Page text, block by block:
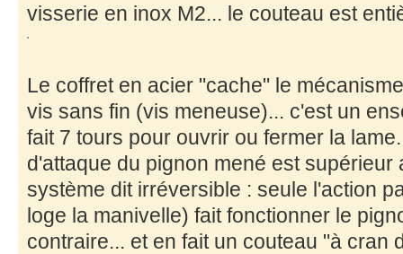
visserie en inox M2... le couteau est
Le coffret en acier "cache" le
vis sans fin (vis meneuse)... c'est un
fait 7 tours pour ouvrir ou fermer la
d'attaque du pignon mené est supérieur
système dit irréversible : seule l'action
loge la manivelle) fait fonctionner le
contraire... et en fait un couteau "à cran